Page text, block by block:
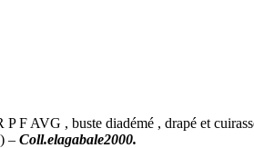
F AVG , buste diadémé , drapé et
– Coll.elagabale2000.